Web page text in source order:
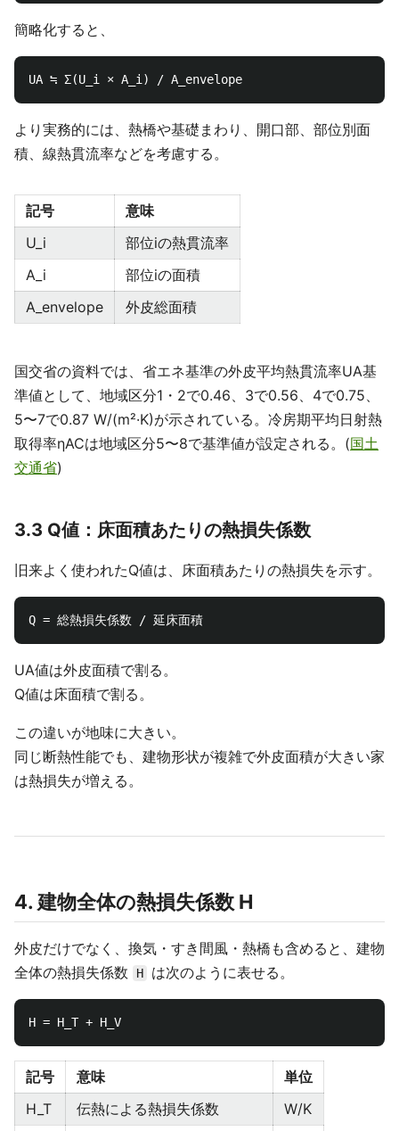
簡略化すると、
より実務的には、熱橋や基礎まわり、開口部、部位別面
積、線熱貫流率などを考慮する。
記号
意味
U_i
部位iの熱貫流率
A_i
部位iの面積
A_envelope
外皮総面積
国交省の資料では、省エネ基準の外皮平均熱貫流率UA基
準値として、地域区分1・2で0.46、3で0.56、4で0.75、
5〜7で0.87 W/(m²·K)が示されている。冷房期平均日射熱
取得率ηACは地域区分5〜8で基準値が設定される。(国土
交通省)
3.3 Q値：床面積あたりの熱損失係数
旧来よく使われたQ値は、床面積あたりの熱損失を示す。
UA値は外皮面積で割る。
Q値は床面積で割る。
この違いが地味に大きい。
同じ断熱性能でも、建物形状が複雑で外皮面積が大きい家
は熱損失が増える。
4. 建物全体の熱損失係数 H
外皮だけでなく、換気・すき間風・熱橋も含めると、建物
全体の熱損失係数
H は次のように表せる。
記号 意味
単位
H_T
伝熱による熱損失係数
W/K